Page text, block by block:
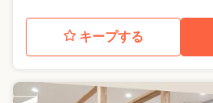
キープする